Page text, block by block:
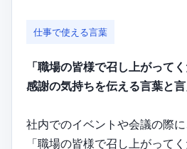
仕事で使える言葉
「職場の皆様で召し上がってく
感謝の気持ちを伝える言葉と言
社内でのイベントや会議の際
「職場の皆様で召し上がって